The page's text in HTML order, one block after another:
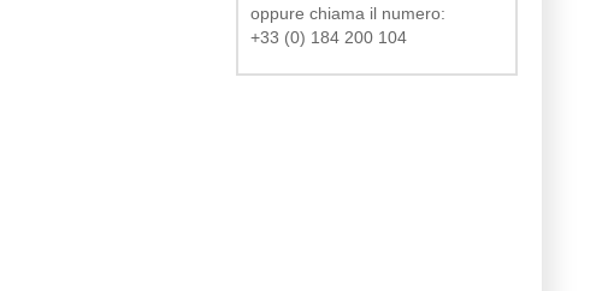
oppure chiama il numero:
+33 (0) 184 200 104